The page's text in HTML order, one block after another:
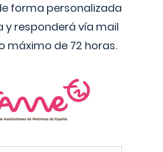
forma personalizada
y responderá vía mail
máximo de 72 horas.